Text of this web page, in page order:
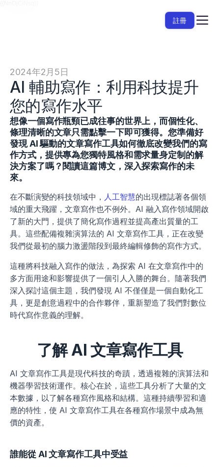
2024年2月5日
AI 輔助寫作：利用科技提升
您的寫作水平
想像一個寫作瓶頸已成往事的世界上，而個性化、
條理清晰的文章只需點擊一下即可獲得。您準備好
發現 AI 驅動的文章寫作工具如何徹底改變我們的寫
作方式，提供專為您獨特風格和需求量身定制的解
決方案了嗎？閱讀這篇博文，深入探索寫作的未
來。
在不斷演變的科技領域中， 人工智慧的出現標誌著各個領
域的重大飛躍，文章寫作也不例外。AI 融入寫作領域開啟
了新的大門，提供了簡化寫作過程並提高產出質量的工
具。這些配備複雜演算法的 AI 文章寫作工具，正在改變
我們從最初的腦力激盪階段到最終編輯修飾的寫作方式。
這種將科技融入寫作的做法，為探索 AI 在文章寫作中的
多方面用途和影響提供了一個引人入勝的舞台。隨著我們
深入探討這個主題，我們發現 AI 不僅僅是一個自動化工
具，更是創意過程中的合作夥伴，重新塑造了我們對數位
時代寫作意義的理解。
了解 AI 文章寫作工具
AI 文章寫作工具是現代科技的奇蹟，透過複雜的演算法和
機器學習技術運作。核心在於，這些工具分析了大量的文
本數據，以了解各種寫作風格和結構。這種持續學習和適
應的特性，使 AI 文章寫作工具在各種寫作場景中成為無
價的資產。
誰能從 AI 文章寫作工具中受益
註冊